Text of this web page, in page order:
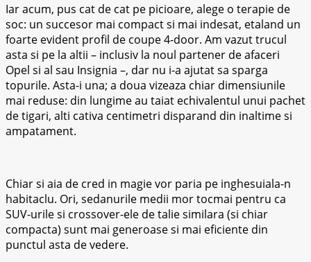
Iar acum, pus cat de cat pe picioare, alege o terapie de
soc: un succesor mai compact si mai indesat, etaland un
foarte evident profil de coupe 4-door. Am vazut trucul
asta si pe la altii – inclusiv la noul partener de afaceri
Opel si al sau Insignia –, dar nu i-a ajutat sa sparga
topurile. Asta-i una; a doua vizeaza chiar dimensiunile
mai reduse: din lungime au taiat echivalentul unui pachet
de tigari, alti cativa centimetri disparand din inaltime si
ampatament.
Chiar si aia de cred in magie vor paria pe inghesuiala-n
habitaclu. Ori, sedanurile medii mor tocmai pentru ca
SUV-urile si crossover-ele de talie similara (si chiar
compacta) sunt mai generoase si mai eficiente din
punctul asta de vedere.